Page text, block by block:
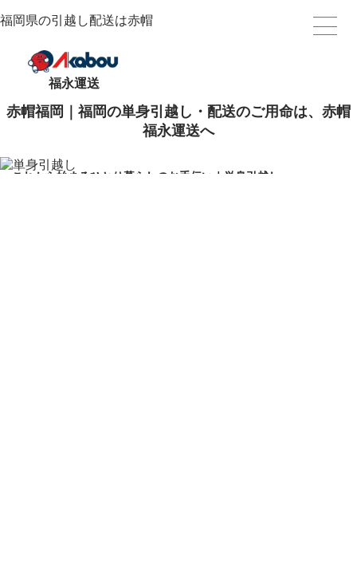
福岡県の引越し配送は赤帽
福永運送
赤帽福岡｜福岡の単身引越し・配送のご用命は、赤帽
福永運送へ
これから始まるひとり暮らしのお手伝い｜単身引越し
急な荷物の配送や当日納品でお困りなら赤帽の緊急配送